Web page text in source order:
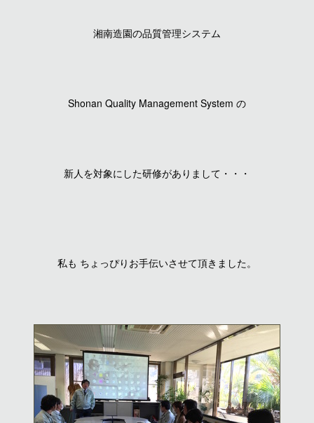
湘南造園の品質管理システム
Shonan Quality Management System の
新人を対象にした研修がありまして・・・
私も ちょっぴりお手伝いさせて頂きました。